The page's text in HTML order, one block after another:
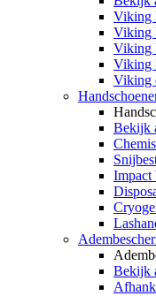
Viking
Viking
Viking
Viking
Viking
Bekijk
Impact
Bekijk